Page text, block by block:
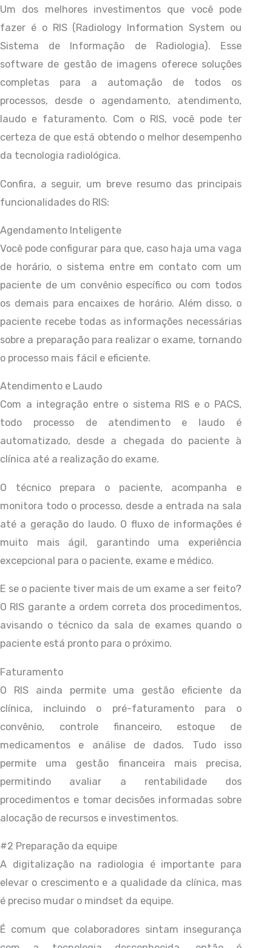
Um dos melhores investimentos que você pode
fazer é o RIS (Radiology Information System ou
Sistema de Informação de Radiologia). Esse
software de gestão de imagens oferece soluções
completas para a automação de todos os
processos, desde o agendamento, atendimento,
laudo e faturamento. Com o RIS, você pode ter
certeza de que está obtendo o melhor desempenho
da tecnologia radiológica.
Confira, a seguir, um breve resumo das principais
funcionalidades do RIS:
Agendamento Inteligente
Você pode configurar para que, caso haja uma vaga
de horário, o sistema entre em contato com um
paciente de um convênio específico ou com todos
os demais para encaixes de horário. Além disso, o
paciente recebe todas as informações necessárias
sobre a preparação para realizar o exame, tornando
o processo mais fácil e eficiente.
Atendimento e Laudo
Com a integração entre o sistema RIS e o PACS,
todo processo de atendimento e laudo é
automatizado, desde a chegada do paciente à
clínica até a realização do exame.
O técnico prepara o paciente, acompanha e
monitora todo o processo, desde a entrada na sala
até a geração do laudo. O fluxo de informações é
muito mais ágil, garantindo uma experiência
excepcional para o paciente, exame e médico.
E se o paciente tiver mais de um exame a ser feito?
O RIS garante a ordem correta dos procedimentos,
avisando o técnico da sala de exames quando o
paciente está pronto para o próximo.
Faturamento
O RIS ainda permite uma gestão eficiente da
clínica, incluindo o pré-faturamento para o
convênio, controle financeiro, estoque de
medicamentos e análise de dados. Tudo isso
permite uma gestão financeira mais precisa,
permitindo avaliar a rentabilidade dos
procedimentos e tomar decisões informadas sobre
alocação de recursos e investimentos.
#2 Preparação da equipe
A digitalização na radiologia é importante para
elevar o crescimento e a qualidade da clínica, mas
é preciso mudar o mindset da equipe.
É comum que colaboradores sintam insegurança